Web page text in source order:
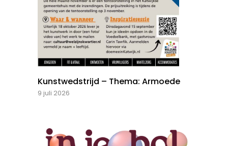
Kunstwedstrijd – Thema: Armoede
9 juli 2026